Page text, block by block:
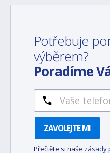
Potřebuje
výběrem?
Poradíme
ZAVOLEJTE MI
Přečtěte si naše zásady